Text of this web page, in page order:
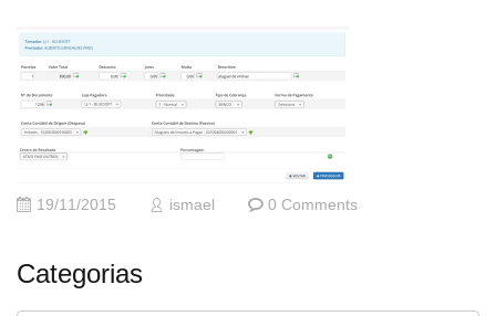
19/11/2015 ismael 0 Comments
Categorias